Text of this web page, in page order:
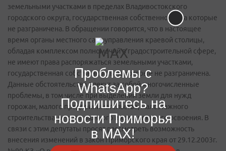
земельными участками в пределах Владивостокского
городского округа, государственная собственность на которые
не разграничена. В обращении говорится, что в настоящее
время органы местного самоуправления краевой столицы,
обладая комплексом полномочий в градостроительной сфере,
не имеют права распоряжаться земельными участками,
государственная собственность на которые не разграничена.
Данные обстоятельства влекут за собой многочисленные
проблемы, в том числе при выделении земли для нужд
горожан, малого предпринимательства, малоэтажного
строительства, рекреационного и комплексного освоения. В
связи с этим депутаты просят рассмотреть возможность
внесения изменений в закон Приморского края от 29.12.2003г.
Проблемы с
WhatsApp?
Подпишитесь на
новости Приморья
в MAX!